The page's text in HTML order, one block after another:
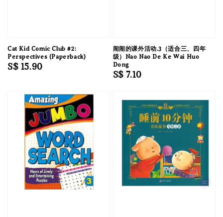
Cat Kid Comic Club #2:
Perspectives (Paperback)
Regular
S$ 15.90
闹闹的课外活动.3（适合三、四年
级）Nao Nao De Ke Wai Huo
Dong
Regular
S$ 7.10